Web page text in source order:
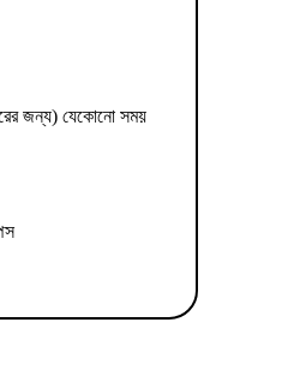
জন্য) যেকোনো সময়